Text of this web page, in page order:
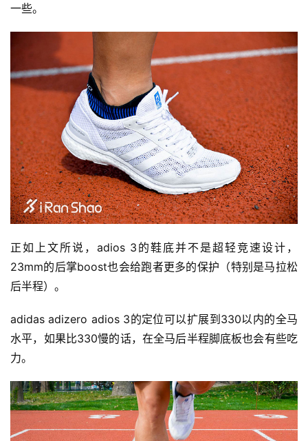
一些。
正如上文所说，adios 3的鞋底并不是超轻竞速设计，
23mm的后掌boost也会给跑者更多的保护（特别是马拉松
后半程）。
adidas adizero adios 3的定位可以扩展到330以内的全马
水平，如果比330慢的话，在全马后半程脚底板也会有些吃
力。